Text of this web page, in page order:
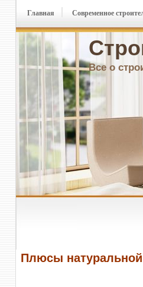
Все о
Главная Современное
Плюсы